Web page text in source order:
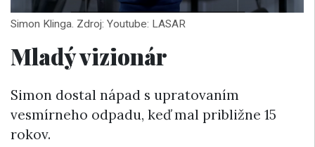
Simon Klinga. Zdroj: Youtube: LASAR
Mladý vizionár
Simon dostal nápad s upratovaním
vesmírneho odpadu, keď mal približne 15
rokov.